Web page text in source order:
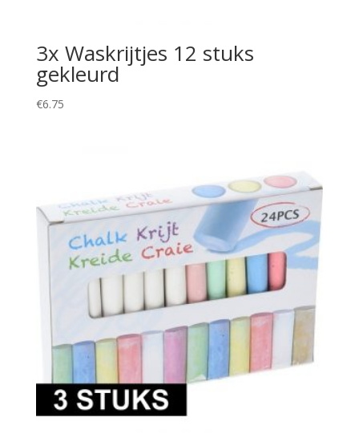
3x Waskrijtjes 12 stuks
gekleurd
€6.75